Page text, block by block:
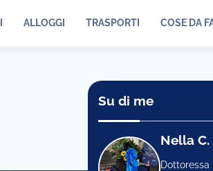
ALLOGGI TRASPORTI COSE DA
Su di me
Nella C.
Dottoressa